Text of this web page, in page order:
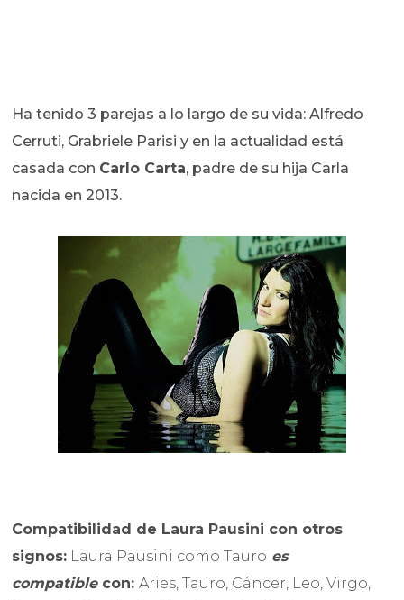
Ha tenido 3 parejas a lo largo de su vida: Alfredo
Cerruti, Grabriele Parisi y en la actualidad está
casada con Carlo Carta, padre de su hija Carla
nacida en 2013.
Compatibilidad de Laura Pausini con otros
signos: Laura Pausini como Tauro es
compatiblecon:Aries, Tauro, Cáncer, Leo, Virgo,